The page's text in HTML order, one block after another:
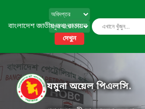
বাংলাদেশ জাতীয় তথ্য বাতায়ন
দেখুন
যমুনা অয়েল পিএলসি.